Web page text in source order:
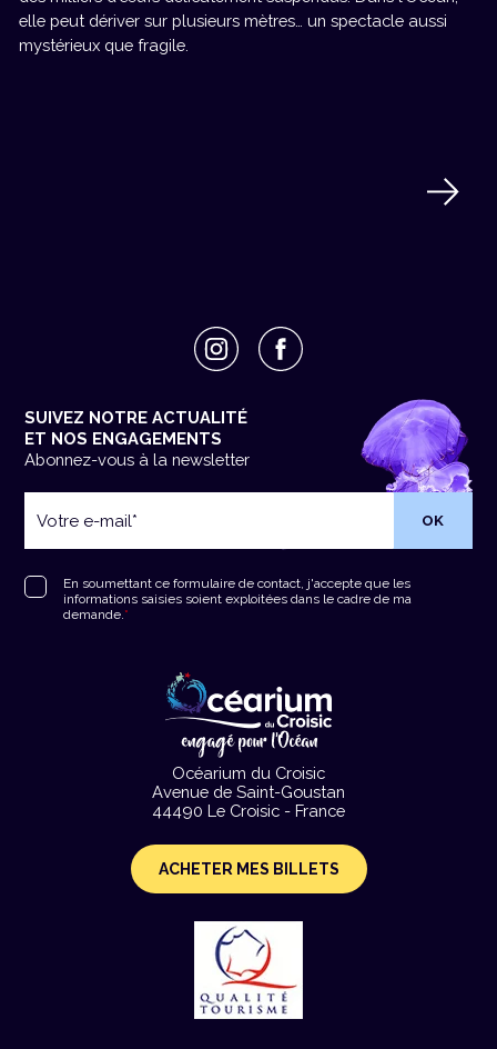
elle peut dériver sur plusieurs mètres… un spectacle aussi
mystérieux que fragile.
Océarium du Croisic
Avenue de Saint-Goustan
44490 Le Croisic - France
ACHETER MES BILLETS
SUIVEZ NOTRE ACTUALITÉ
ET NOS ENGAGEMENTS
Abonnez-vous à la newsletter
e-
RGPD*
En soumettant ce formulaire de contact, j'accepte que les
informations saisies soient exploitées dans le cadre de ma
demande.*